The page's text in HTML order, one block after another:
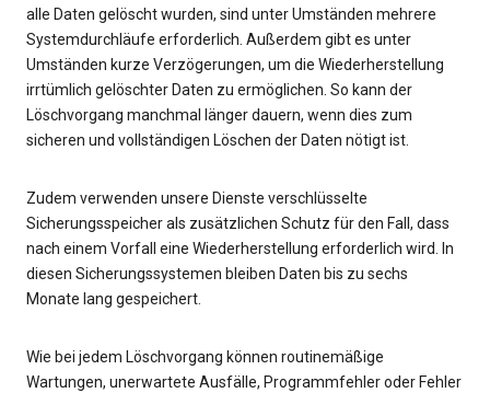
alle Daten gelöscht wurden, sind unter Umständen mehrere
Systemdurchläufe erforderlich. Außerdem gibt es unter
Umständen kurze Verzögerungen, um die Wiederherstellung
irrtümlich gelöschter Daten zu ermöglichen. So kann der
Löschvorgang manchmal länger dauern, wenn dies zum
sicheren und vollständigen Löschen der Daten nötigt ist.
Zudem verwenden unsere Dienste verschlüsselte
Sicherungsspeicher als zusätzlichen Schutz für den Fall, dass
nach einem Vorfall eine Wiederherstellung erforderlich wird. In
diesen Sicherungssystemen bleiben Daten bis zu sechs
Monate lang gespeichert.
Wie bei jedem Löschvorgang können routinemäßige
Wartungen, unerwartete Ausfälle, Programmfehler oder Fehler